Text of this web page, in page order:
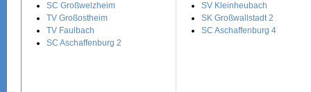
SC Großwelzheim
TV Großostheim
TV Faulbach
SC Aschaffenburg 2
SV Kleinheubach
SK Großwallstadt 2
SC Aschaffenburg 4